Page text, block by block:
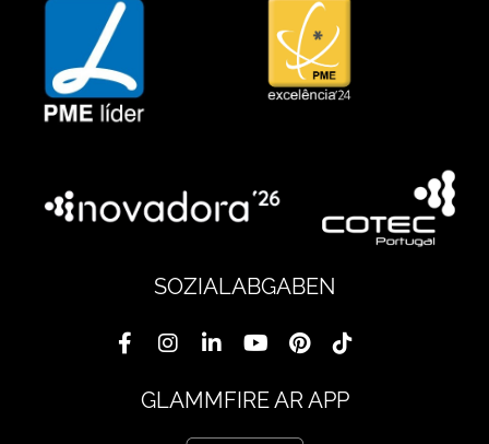
SOZIALABGABEN
GLAMMFIRE AR APP